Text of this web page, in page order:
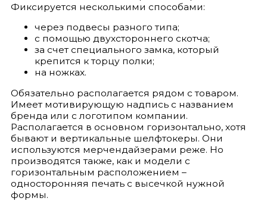
Фиксируется несколькими способами:
через подвесы разного типа;
с помощью двухстороннего скотча;
за счет специального замка, который
крепится к торцу полки;
на ножках.
Обязательно располагается рядом с товаром.
Имеет мотивирующую надпись с названием
бренда или с логотипом компании.
Располагается в основном горизонтально, хотя
бывают и вертикальные шелфтокеры. Они
используются мерчендайзерами реже. Но
производятся также, как и модели с
горизонтальным расположением –
односторонняя печать с высечкой нужной
формы.